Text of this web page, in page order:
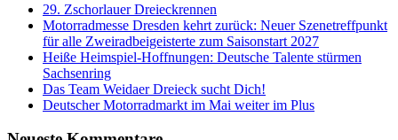
29. Zschorlauer Dreieckrennen
Motorradmesse Dresden kehrt zurück: Neuer Szenetreffpunkt
für alle Zweiradbeigeisterte zum Saisonstart 2027
Heiße Heimspiel-Hoffnungen: Deutsche Talente stürmen
Sachsenring
Das Team Weidaer Dreieck sucht Dich!
Deutscher Motorradmarkt im Mai weiter im Plus